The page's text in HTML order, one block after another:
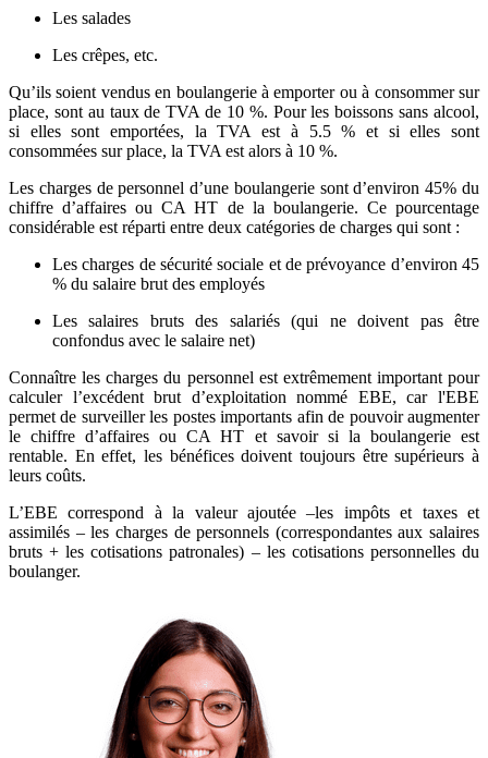
Les salades
Les crêpes, etc.
Qu’ils soient vendus en boulangerie à emporter ou à consommer sur
place, sont au taux de TVA de 10 %. Pour les boissons sans alcool,
si elles sont emportées, la TVA est à 5.5 % et si elles sont
consommées sur place, la TVA est alors à 10 %.
Les charges de personnel d’une boulangerie sont d’environ 45% du
chiffre d’affaires ou CA HT de la boulangerie. Ce pourcentage
considérable est réparti entre deux catégories de charges qui sont :
Les charges de sécurité sociale et de prévoyance d’environ 45
% du salaire brut des employés
Les salaires bruts des salariés (qui ne doivent pas être
confondus avec le salaire net)
Connaître les charges du personnel est extrêmement important pour
calculer l’excédent brut d’exploitation nommé EBE, car l'EBE
permet de surveiller les postes importants afin de pouvoir augmenter
le chiffre d’affaires ou CA HT et savoir si la boulangerie est
rentable. En effet, les bénéfices doivent toujours être supérieurs à
leurs coûts.
L’EBE correspond à la valeur ajoutée –les impôts et taxes et
assimilés – les charges de personnels (correspondantes aux salaires
bruts + les cotisations patronales) – les cotisations personnelles du
boulanger.